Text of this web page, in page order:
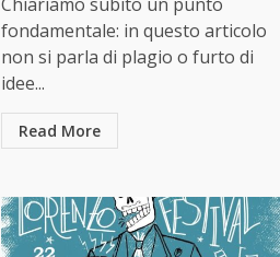
fondamentale: in questo articolo
non si parla di plagio o furto di
idee...
Read More